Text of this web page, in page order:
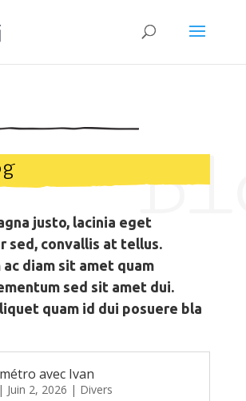
justo, lacinia eget
sed, convallis at tellus.
diam sit amet quam
sed sit amet dui.
quam id dui posuere bla
avec Ivan
| Juin 2, 2026 | Divers